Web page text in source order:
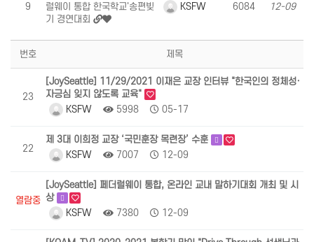
9
럴웨이 통합 한국학교'송편빚
기 경연대회
KSFW 6084 12-09
번호 제목
23
[JoySeattle] 11/29/2021 이재은 교장 인터뷰 "한국인의 정체성·
자긍심 잊지 않도록 교육"
KSFW
5998 05-17
22
제 3대 이희정 교장 ‘국민훈장 목련장’ 수훈
KSFW
7007 12-09
열람중
[JoySeattle] 페더럴웨이 통합, 온라인 교내 말하기대회 개최 및 시
상
KSFW
7380 12-09